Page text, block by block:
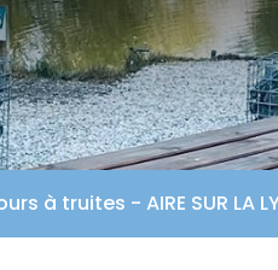
à truites - AIRE SUR LA